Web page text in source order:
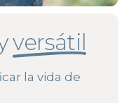
versátil
la vida de